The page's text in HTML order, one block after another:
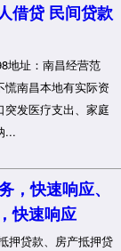
借贷 民间贷款
地址：南昌经营范
慌南昌本地有实际资
发医疗支出、家庭
...
，快速响应、
快速响应
押贷款、房产抵押贷